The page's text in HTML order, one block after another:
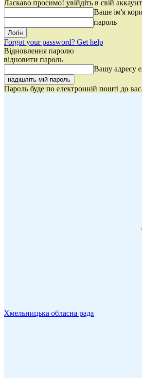
Ласкаво просимо! увійдіть в свій аккаунт
Ваше ім'я
пароль
Forgot your password? Get help
Відновлення паролю
відновити пароль
Вашу адресу
Пароль буде по електронній пошті до вас.
Хмельницька обласна рада